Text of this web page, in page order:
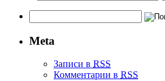
Meta
Записи в RSS
Комментарии в RSS